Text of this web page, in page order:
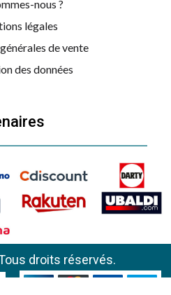
EMCCD6140IN
nous ?
légales
de vente
des données
droits réservés.